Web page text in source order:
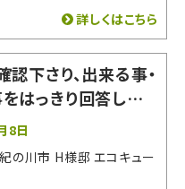
詳しくはこちら
下さり、出来る事・
はっきり回答してく
すかったです。 即答
いかげんな回答をそ
いする事に決めまし
8日
の川市 H様邸 エコキュー